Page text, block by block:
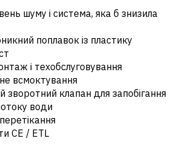
шуму і система, яка б знизила
поплавок із пластику
і техобслуговування
всмоктування
зворотний клапан для запобігання
води
CE / ETL